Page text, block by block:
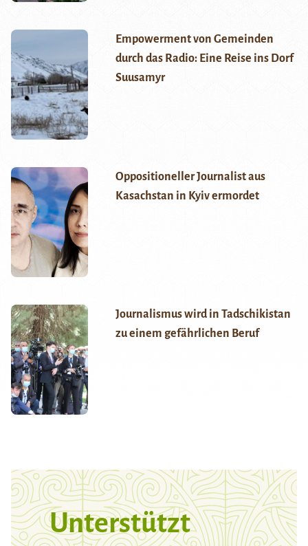
Empowerment von Gemeinden
durch das Radio: Eine Reise ins Dorf
Suusamyr
Oppositioneller Journalist aus
Kasachstan in Kyiv ermordet
Journalismus wird in Tadschikistan
zu einem gefährlichen Beruf
Unterstützt